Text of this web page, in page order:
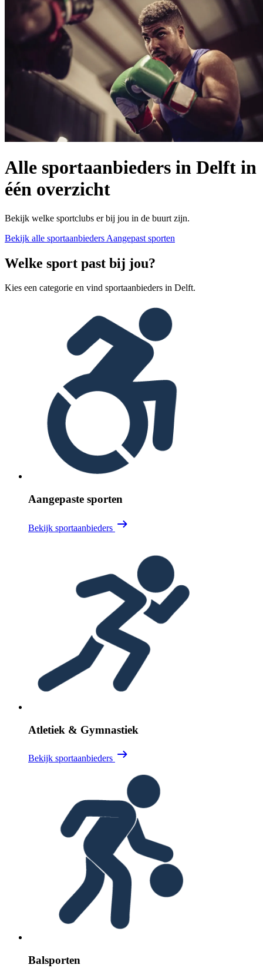
Alle sportaanbieders in Delft in
één overzicht
Bekijk welke sportclubs er bij jou in de buurt zijn.
Bekijk alle sportaanbieders Aangepast sporten
Welke sport past bij jou?
Kies een categorie en vind sportaanbieders in Delft.
Aangepaste sporten
Bekijk sportaanbieders
Atletiek & Gymnastiek
Bekijk sportaanbieders
Balsporten